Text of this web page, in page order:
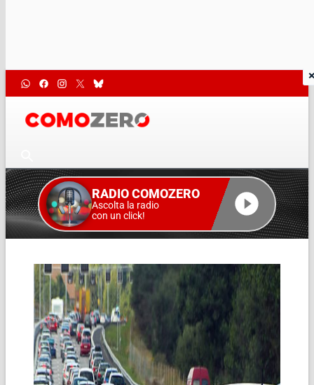
RADIO COMOZERO
Ascolta la radio
con un click!